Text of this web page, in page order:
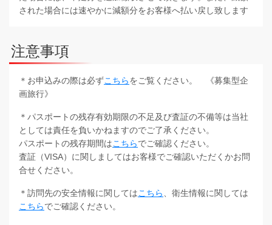
された場合には速やかに減額分をお客様へ払い戻し致します
注意事項
＊お申込みの際は必ずこちらをご覧ください。 《募集型企
画旅行》
＊パスポートの残存有効期限の不足及び査証の不備等は当社
としては責任を負いかねますのでご了承ください。
パスポートの残存期間はこちらでご確認ください。
査証（VISA）に関しましてはお客様でご確認いただくかお問
合せください。
＊訪問先の安全情報に関してはこちら、衛生情報に関しては
こちらでご確認ください。